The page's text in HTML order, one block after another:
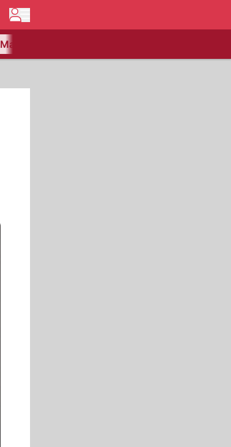
Matchcenter